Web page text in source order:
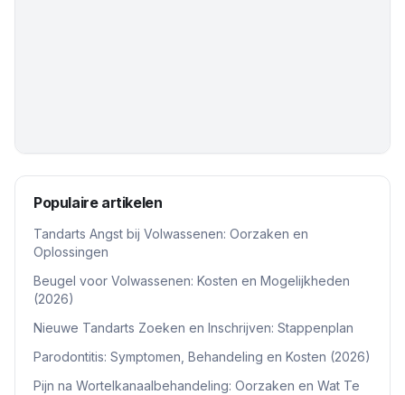
Populaire artikelen
Tandarts Angst bij Volwassenen: Oorzaken en
Oplossingen
Beugel voor Volwassenen: Kosten en Mogelijkheden
(2026)
Nieuwe Tandarts Zoeken en Inschrijven: Stappenplan
Parodontitis: Symptomen, Behandeling en Kosten (2026)
Pijn na Wortelkanaalbehandeling: Oorzaken en Wat Te